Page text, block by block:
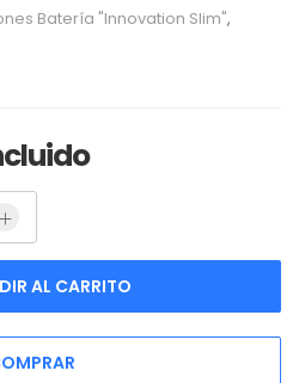
Batería "Innovation Slim",
AL CARRITO